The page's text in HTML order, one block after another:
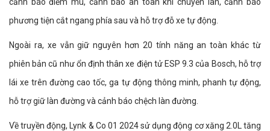
phương tiện cắt ngang phía sau và hỗ trợ đỗ xe tự động.
Ngoài ra, xe vẫn giữ nguyên hơn 20 tính năng an toàn khác từ
phiên bản cũ như ổn định thân xe điện tử ESP 9.3 của Bosch, hỗ trợ
lái xe trên đường cao tốc, ga tự động thông minh, phanh tự động,
hỗ trợ giữ làn đường và cảnh báo chệch làn đường.
Về truyền động, Lynk & Co 01 2024 sử dụng động cơ xăng 2.0L tăng